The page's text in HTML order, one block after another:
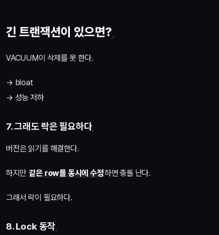
긴 트랜잭션이 있으면?
VACUUM이 삭제를 못 한다.
→ bloat
→ 성능 저하
7. 그래도 락은 필요하다
버전은 읽기를 해결한다.
하지만같은 row를 동시에 수정하면 충돌 난다.
그래서 락이 필요하다.
8. Lock 동작